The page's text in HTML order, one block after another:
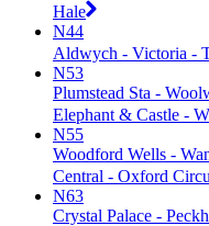
Hale
N44
Aldwych - Victoria -
N53
Plumstead Sta -
Elephant & Castle -
N55
Woodford Wells -
Central - Oxford
N63
Crystal Palace -